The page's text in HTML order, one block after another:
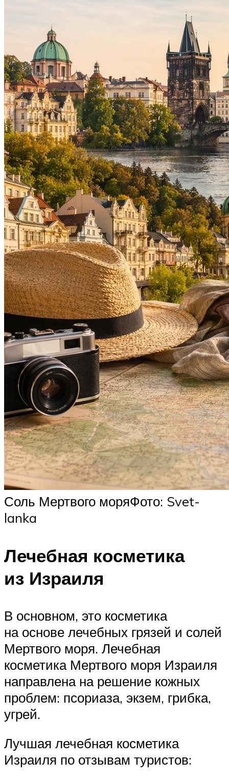
Соль Мертвого моряФото: Svet-
lanka
Лечебная косметика
из Израиля
В основном, это косметика
на основе лечебных грязей и солей
Мертвого моря. Лечебная
косметика Мертвого моря Израиля
направлена на решение кожных
проблем: псориаза, экзем, грибка,
угрей.
Лучшая лечебная косметика
Израиля по отзывам туристов: